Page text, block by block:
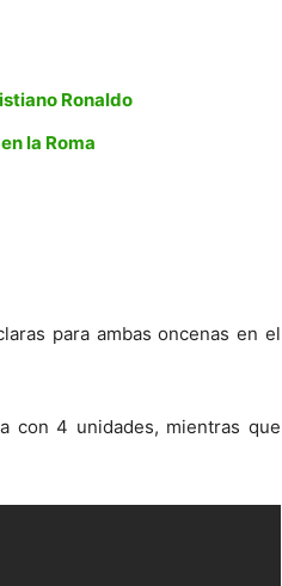
Ronaldo
la Roma
para ambas oncenas en el
con 4 unidades, mientras que